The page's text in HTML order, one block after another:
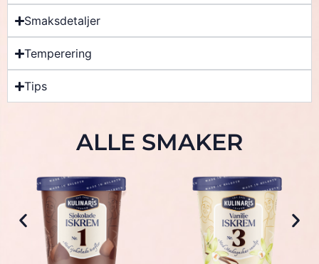
Smaksdetaljer
Temperering
Tips
ALLE SMAKER